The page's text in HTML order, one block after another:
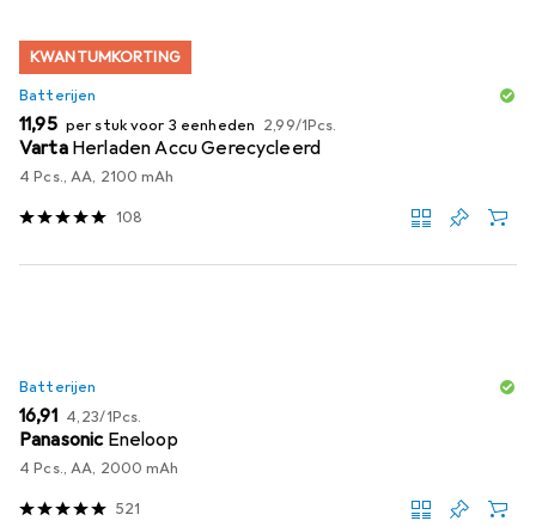
KWANTUMKORTING
Batterijen
EUR
11,95 per stuk voor 3 eenheden EUR
2,99/1Pcs.
Varta Herladen Accu Gerecycleerd
4 Pcs., AA, 2100 mAh
108
Batterijen
EUR
16,91 EUR
4,23/1Pcs.
Panasonic Eneloop
4 Pcs., AA, 2000 mAh
521